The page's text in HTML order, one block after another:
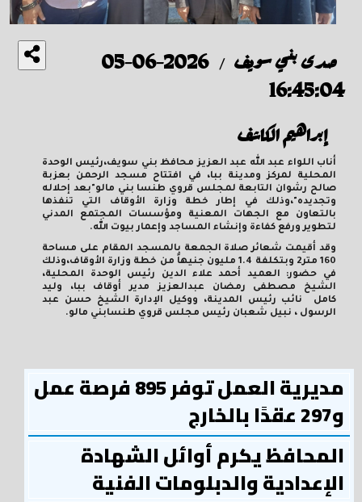
صدى بني سويف /
2026-06-05
16:45:04
إبراهيم الكاشف
أناب اللواء عبد الله عبد العزيز محافظ بني سويف،رئيس الوحدة
المحلية لمركز ومدينة ببا، في افتتاح مسجد الرحمن بعزبة
صالح رشوان التابعة لمجلس قروي طنسا بني مالو"بعد إحلاله
وتجديده"،وذلك في إطار خطة وزارة الأوقاف التي تنفذها
بالتعاون مع الجهات المعنية ومؤسسات المجتمع المدني
لتطوير ورفع كفاءة وإنشاء المساجد وإعمار بيوت الله.
وقد أقيمت شعائر صلاة الجمعة بالمسجد المقام على مساحة
160 متر
2
وبتكلفة 1.4 مليون جنيهاً من خطة وزارة الأوقاف،وذلك
في حضور: العميد أحمد علاء الدين رئيس الوحدة المحلية،
الشيخ مصطفى رمضان عبدالعزيز مدير أوقاف ببا، وليد
كامل نائب رئيس المدينة، ووكيل الإدارة الشيخ حسن عبد
الرسول ، نبيل شعبان رئيس مجلس قروي طنسابني مالو.
مديرية العمل توفر 895 فرصة عمل
و297 عقدًا بالخارج
المحافظ يكرم أوائل الشهادة
الإعدادية والدبلومات الفنية